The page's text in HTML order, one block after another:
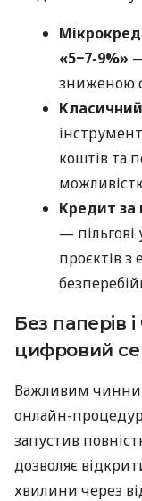
«5−7-9%»
зниженою
коштів та
Кредит за
—
проєктів з
Без паперів
цифровий
Важливим
онлайн-процедур
запустив
дозволяє
хвилини через